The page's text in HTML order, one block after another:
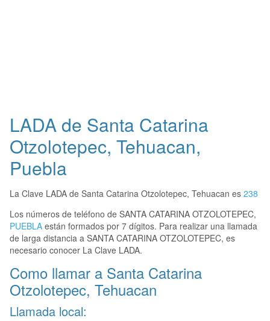
LADA de Santa Catarina
Otzolotepec, Tehuacan,
Puebla
La Clave LADA de Santa Catarina Otzolotepec, Tehuacan es 238
Los números de teléfono de SANTA CATARINA OTZOLOTEPEC,
PUEBLA están formados por 7 dígitos. Para realizar una llamada
de larga distancia a SANTA CATARINA OTZOLOTEPEC, es
necesario conocer La Clave LADA.
Como llamar a Santa Catarina
Otzolotepec, Tehuacan
Llamada local: